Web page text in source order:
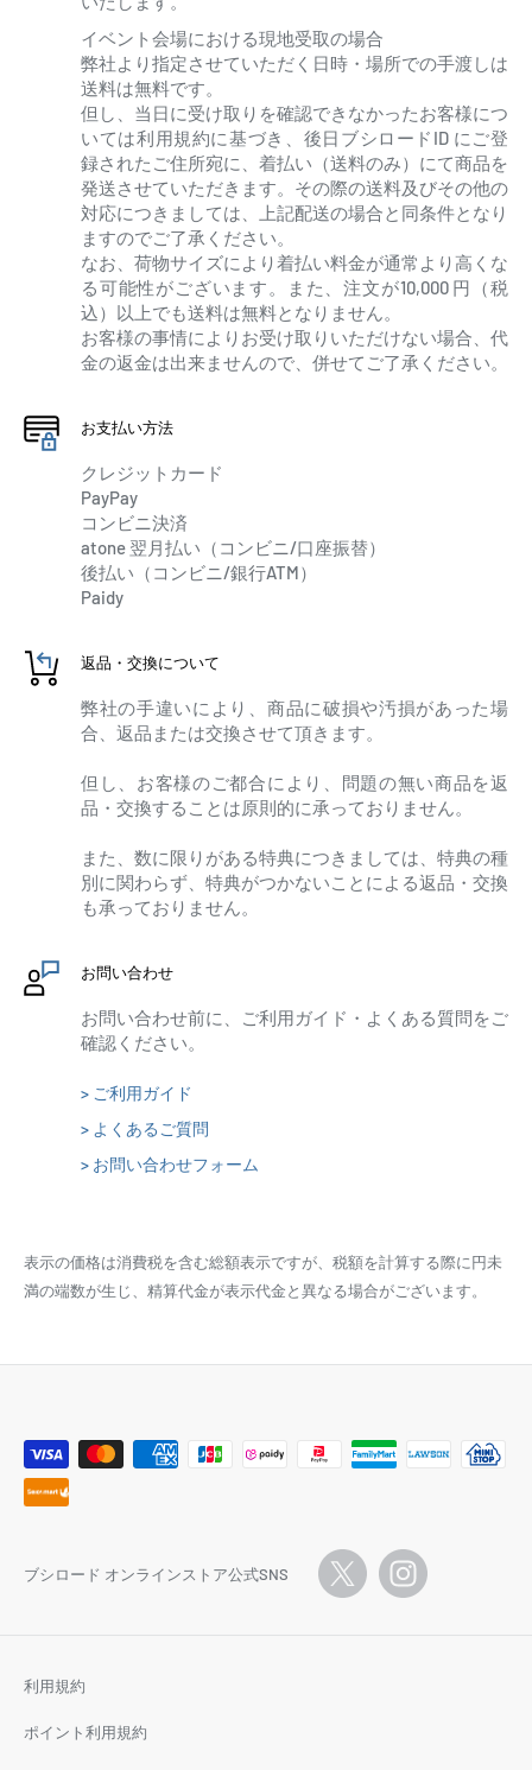
イベント会場における現地受取の場合
弊社より指定させていただく日時・場所での手渡しは
送料は無料です。
但し、当日に受け取りを確認できなかったお客様につ
いては利用規約に基づき、後日ブシロードID にご登
録されたご住所宛に、着払い（送料のみ）にて商品を
発送させていただきます。その際の送料及びその他の
対応につきましては、上記配送の場合と同条件となり
ますのでご了承ください。
なお、荷物サイズにより着払い料金が通常より高くな
る可能性がございます。また、注文が10,000 円（税
込）以上でも送料は無料となりません。
お客様の事情によりお受け取りいただけない場合、代
金の返金は出来ませんので、併せてご了承ください。
お支払い方法
クレジットカード
PayPay
コンビニ決済
atone 翌月払い（コンビニ/口座振替）
後払い（コンビニ/銀行ATM）
Paidy
返品・交換について
弊社の手違いにより、商品に破損や汚損があった場
合、返品または交換させて頂きます。
但し、お客様のご都合により、問題の無い商品を返
品・交換することは原則的に承っておりません。
また、数に限りがある特典につきましては、特典の種
別に関わらず、特典がつかないことによる返品・交換
も承っておりません。
お問い合わせ
お問い合わせ前に、ご利用ガイド・よくある質問をご
確認ください。
> ご利用ガイド
> よくあるご質問
> お問い合わせフォーム
表示の価格は消費税を含む総額表示ですが、税額を計算する際に円未
満の端数が生じ、精算代金が表示代金と異なる場合がございます。
ブシロード オンラインストア公式SNS
利用規約
ポイント利用規約